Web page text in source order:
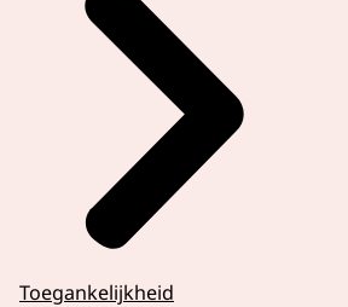
Toegankelijkheid